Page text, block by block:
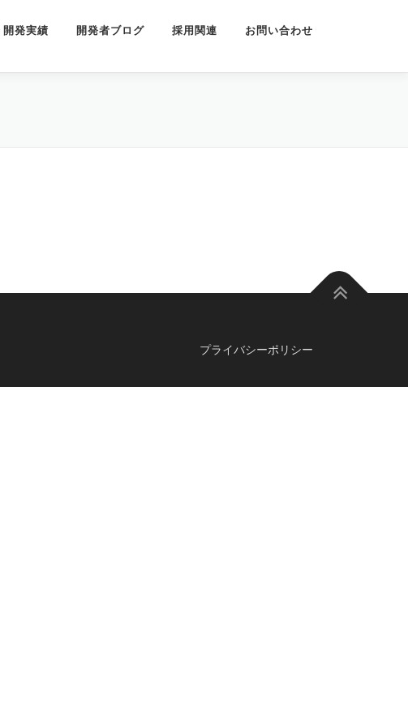
開発実績 開発者ブログ 採用関連 お問い合わせ
プライバシーポリシー